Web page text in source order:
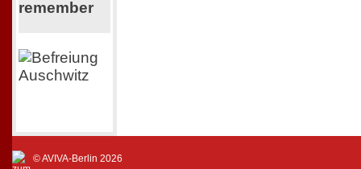
remember
© AVIVA-Berlin 2026